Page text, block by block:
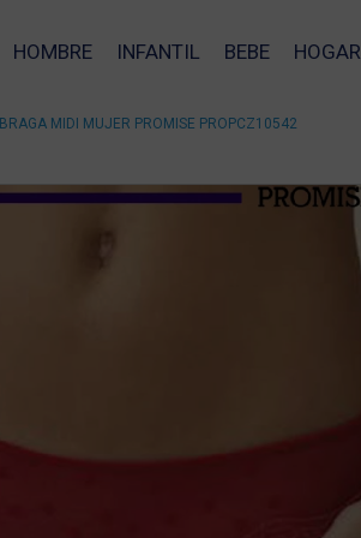
HOMBRE INFANTIL BEBE HOGAR
BRAGA MIDI MUJER PROMISE PROPCZ10542